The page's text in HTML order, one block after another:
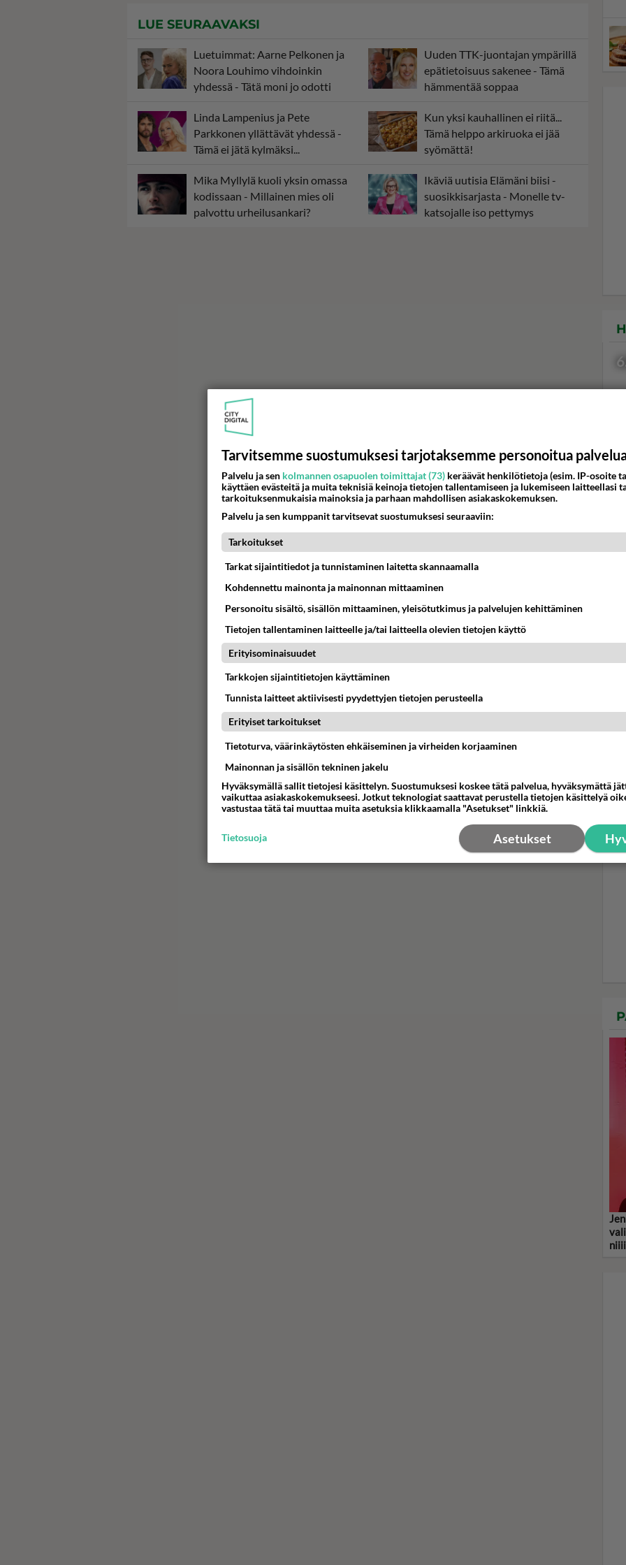
LUE SEURAAVAKSI
Luetuimmat: Aarne Pelkonen ja
Noora Louhimo vihdoinkin
yhdessä - Tätä moni jo odotti
Uuden TTK-juontajan ympärillä
epätietoisuus sakenee - Tämä
hämmentää soppaa
Linda Lampenius ja Pete
Parkkonen yllättävät yhdessä -
Tämä ei jätä kylmäksi...
Kun yksi kauhallinen ei riitä...
Tämä helppo arkiruoka ei jää
syömättä!
Mika Myllylä kuoli yksin omassa
kodissaan - Millainen mies oli
palvottu urheilusankari?
Ikäviä uutisia Elämäni biisi -
suosikkisarjasta - Monelle tv-
katsojalle iso pettymys
Tarvitsemme suostumuksesi tarjotaksemme personoitua
Palvelu ja sen kolmannen osapuolen toimittajat (73) keräävät henkilötietoja (esim. IP-osoite
käyttäen evästeitä ja muita teknisiä keinoja tietojen tallentamiseen ja lukemiseen laitteellasi
tarkoituksenmukaisia mainoksia ja parhaan mahdollisen asiakaskokemuksen.
Palvelu ja sen kumppanit tarvitsevat suostumuksesi seuraaviin:
Tarkoitukset
Tarkat sijaintitiedot ja tunnistaminen laitetta skannaamalla
Kohdennettu mainonta ja mainonnan mittaaminen
Personoitu sisältö, sisällön mittaaminen, yleisötutkimus ja palvelujen kehittäminen
Tietojen tallentaminen laitteelle ja/tai laitteella olevien tietojen käyttö
Erityisominaisuudet
Tarkkojen sijaintitietojen käyttäminen
Tunnista laitteet aktiivisesti pyydettyjen tietojen perusteella
Erityiset tarkoitukset
Tietoturva, väärinkäytösten ehkäiseminen ja virheiden korjaaminen
Mainonnan ja sisällön tekninen jakelu
Hyväksymällä sallit tietojesi käsittelyn. Suostumuksesi koskee tätä palvelua, hyväksymättä
vaikuttaa asiakaskokemukseesi. Jotkut teknologiat saattavat perustella tietojen käsittelyä
vastustaa tätä tai muuttaa muita asetuksia klikkaamalla "Asetukset" linkkiä.
Asetukset
Tietosuoja